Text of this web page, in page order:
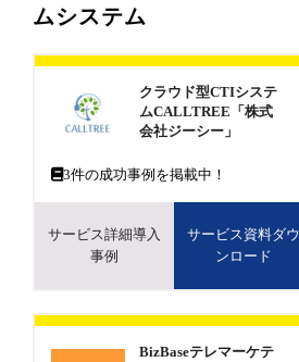
ムシステム
クラウド型CTIシステ
ムCALLTREE「株式
会社ジーシー」
3件の成功事例を掲載中！
サービス詳細導入
事例
サービス資料ダウ
ンロード
BizBaseテレマーケテ